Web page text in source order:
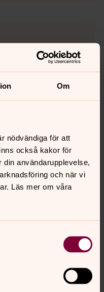
Om
nödvändiga för att
också kakor för
användarupplevelse,
och när vi
Läs mer om våra
kyrka/Ängskyrkan,